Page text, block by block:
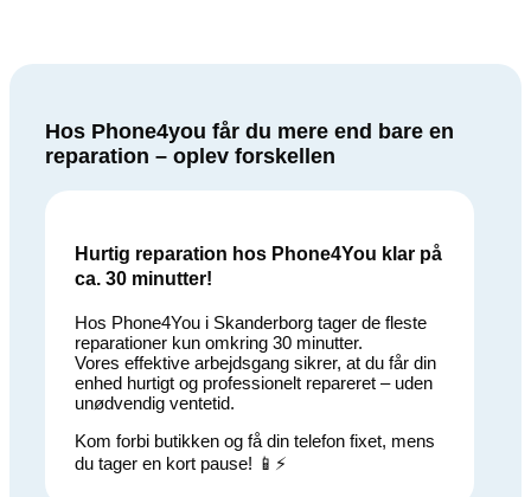
Hos Phone4you får du mere end bare en
reparation – oplev forskellen
Hurtig reparation hos Phone4You klar på
ca. 30 minutter!
Hos Phone4You i Skanderborg tager de fleste
reparationer kun omkring 30 minutter.
Vores effektive arbejdsgang sikrer, at du får din
enhed hurtigt og professionelt repareret – uden
unødvendig ventetid.
Kom forbi butikken og få din telefon fixet, mens
du tager en kort pause! 📱⚡